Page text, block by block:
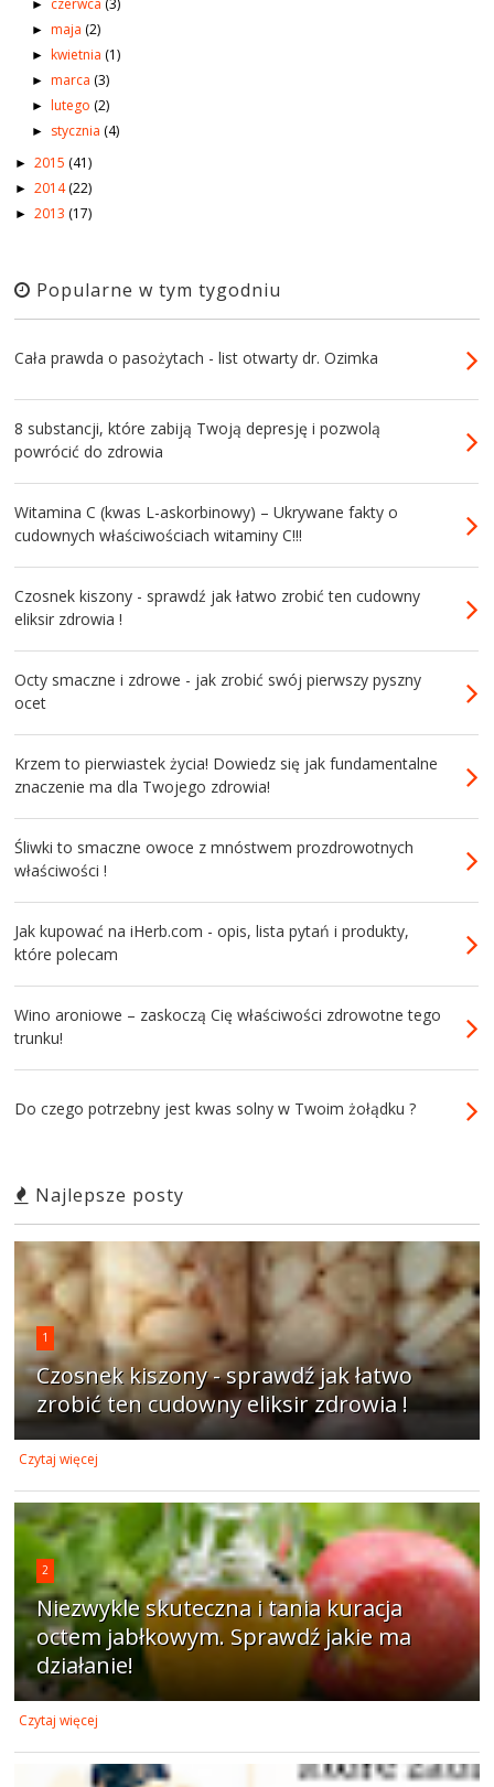
► czerwca (3)
► maja (2)
► kwietnia (1)
► marca (3)
► lutego (2)
► stycznia (4)
►2015 (41)
►2014(22)
►2013 (17)
Popularne w tym tygodniu
Cała prawda o pasożytach - list otwarty dr. Ozimka
8 substancji, które zabiją Twoją depresję i pozwolą
powrócić do zdrowia
Witamina C (kwas L-askorbinowy) – Ukrywane fakty o
cudownych właściwościach witaminy C!!!
Czosnek kiszony - sprawdź jak łatwo zrobić ten cudowny
eliksir zdrowia !
Octy smaczne i zdrowe - jak zrobić swój pierwszy pyszny
ocet
Krzem to pierwiastek życia! Dowiedz się jak fundamentalne
znaczenie ma dla Twojego zdrowia!
Śliwki to smaczne owoce z mnóstwem prozdrowotnych
właściwości !
Jak kupować na iHerb.com - opis, lista pytań i produkty,
które polecam
Wino aroniowe – zaskoczą Cię właściwości zdrowotne tego
trunku!
Do czego potrzebny jest kwas solny w Twoim żołądku ?
Najlepsze posty
1
Czosnek kiszony - sprawdź jak łatwo
zrobić ten cudowny eliksir zdrowia !
Czytaj więcej
2
Niezwykle skuteczna i tania kuracja
octem jabłkowym. Sprawdź jakie ma
działanie!
Czytaj więcej